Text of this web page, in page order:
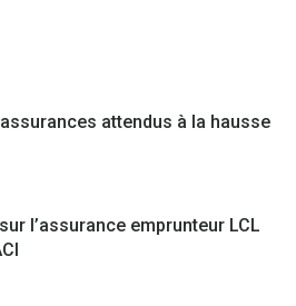
attendus à la hausse
l’assurance emprunteur LCL